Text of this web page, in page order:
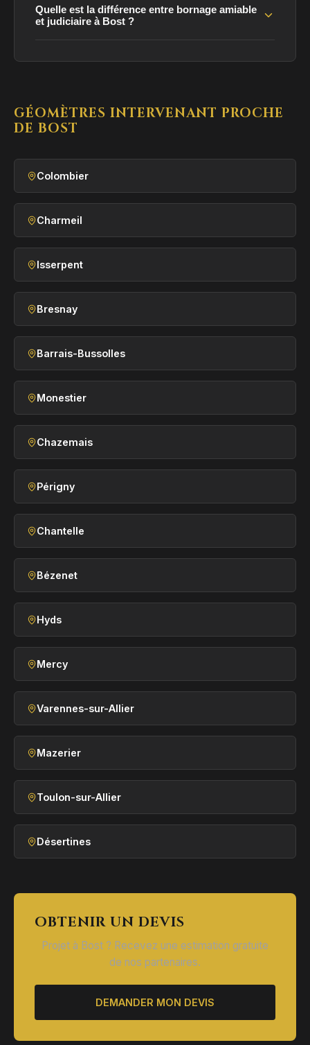
Quelle est la différence entre bornage amiable
et judiciaire à Bost ?
GÉOMÈTRES INTERVENANT PROCHE
DE BOST
Colombier
Charmeil
Isserpent
Bresnay
Barrais-Bussolles
Monestier
Chazemais
Périgny
Chantelle
Bézenet
Hyds
Mercy
Varennes-sur-Allier
Mazerier
Toulon-sur-Allier
Désertines
OBTENIR UN DEVIS
Projet à Bost ? Recevez une estimation gratuite
de nos partenaires.
DEMANDER MON DEVIS